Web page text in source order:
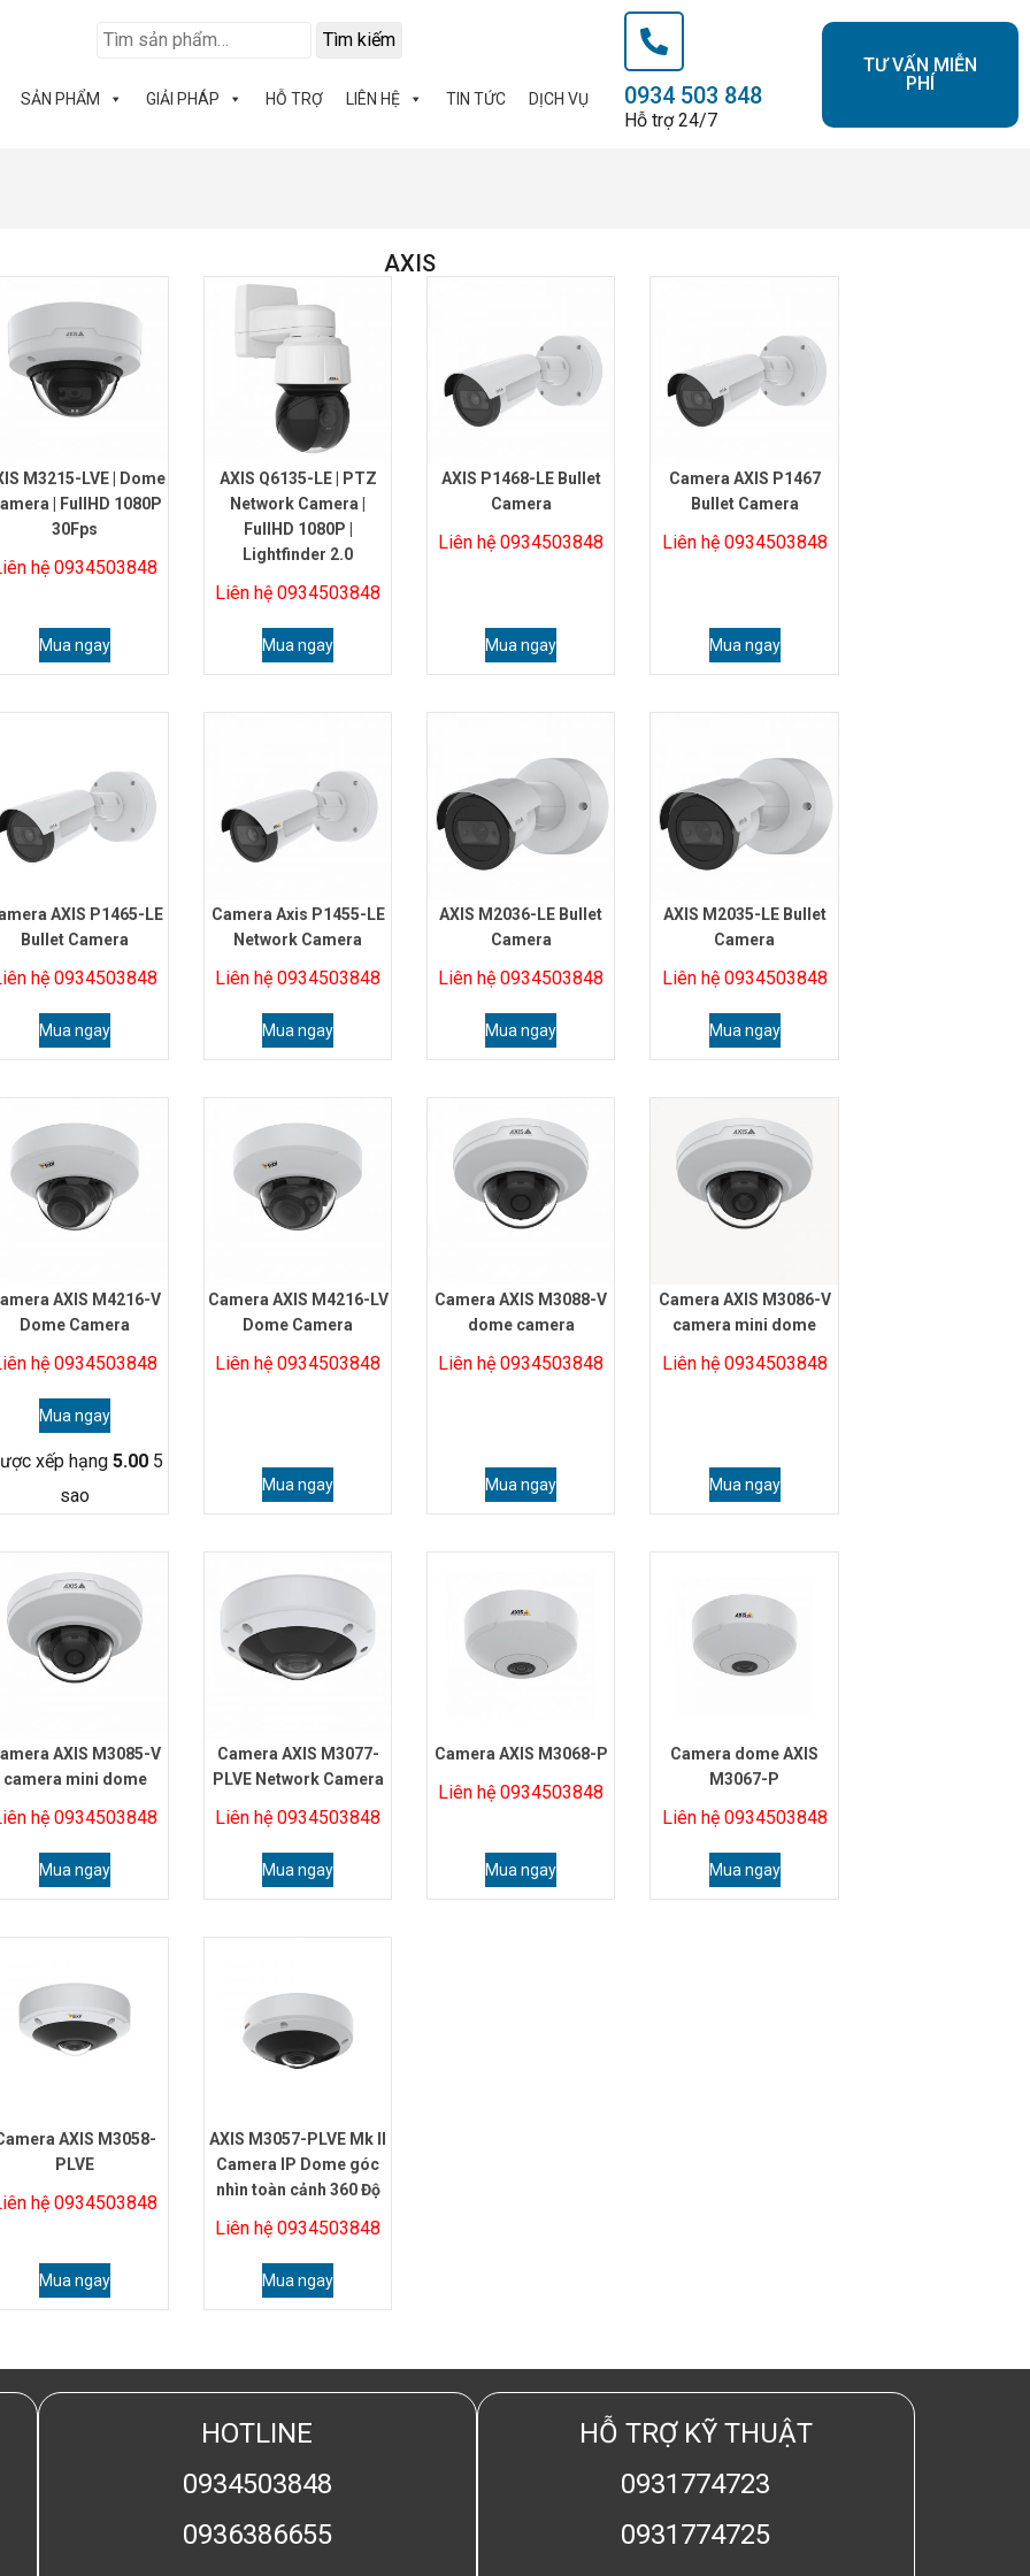
Tìm kiếm
SẢN PHẨM GIẢI PHÁP HỖ TRỢ LIÊN HỆ TIN TỨC DỊCH VỤ 0934 503 848
Hỗ trợ 24/7
TƯ VẤN MIỄN
PHÍ
AXIS
M3215-LVE | Dome
| FullHD 1080P
30Fps
hệ 0934503848
Mua ngay
AXIS Q6135-LE | PTZ
Network Camera |
FullHD 1080P |
Lightfinder 2.0
Liên hệ 0934503848
Mua ngay
AXIS P1468-LE Bullet
Camera
Liên hệ 0934503848
Mua ngay
Camera AXIS P1467
Bullet Camera
Liên hệ 0934503848
Mua ngay
AXIS P1465-LE
Bullet Camera
hệ 0934503848
Mua ngay
Camera Axis P1455-LE
Network Camera
Liên hệ 0934503848
Mua ngay
AXIS M2036-LE Bullet
Camera
Liên hệ 0934503848
Mua ngay
AXIS M2035-LE Bullet
Camera
Liên hệ 0934503848
Mua ngay
AXIS M4216-V
Dome Camera
hệ 0934503848
Mua ngay
xếp hạng 5.005
sao
Camera AXIS M4216-LV
Dome Camera
Liên hệ 0934503848
Mua ngay
Camera AXIS M3088-V
dome camera
Liên hệ 0934503848
Mua ngay
Camera AXIS M3086-V
camera mini dome
Liên hệ 0934503848
Mua ngay
AXIS M3085-V
camera mini dome
hệ 0934503848
Mua ngay
Camera AXIS M3077-
PLVE Network Camera
Liên hệ 0934503848
Mua ngay
Camera AXIS M3068-P
Liên hệ 0934503848
Mua ngay
Camera dome AXIS
M3067-P
Liên hệ 0934503848
Mua ngay
AXIS M3058-
PLVE
hệ 0934503848
Mua ngay
AXIS M3057-PLVE Mk II
Camera IP Dome góc
nhìn toàn cảnh 360 Độ
Liên hệ 0934503848
Mua ngay
HOTLINE
0934503848
0936386655
HỖ TRỢ KỸ THUẬT
0931774723
0931774725